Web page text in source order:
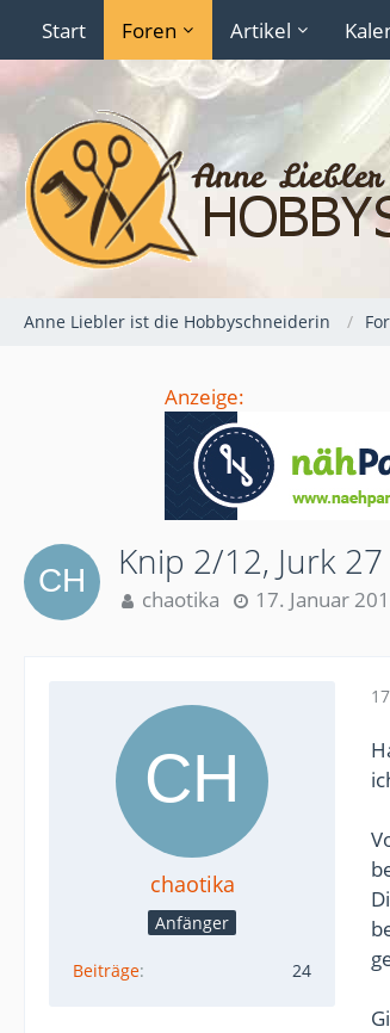
Start Foren Artikel
Anne Liebler ist die Hobbyschneiderin
Anzeige:
Knip 2/12, Jurk 27
chaotika 17. Januar
chaotika
Anfänger
Beiträge 24